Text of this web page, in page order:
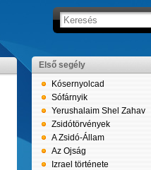
Első segély
Kósernyolcad
Sófárnyik
Yerushalaim Shel Zahav
Zsidótörvények
A Zsidó-Állam
Az Ojság
Izrael története